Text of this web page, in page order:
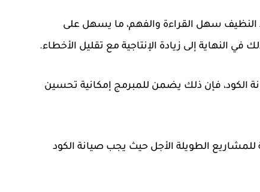
النظيف سهل القراءة والفهم، ما يسهل على
النهاية إلى زيادة الإنتاجية مع تقليل الأخطاء.
الكود، فإن ذلك يضمن للمبرمج إمكانية تحسين
الطويلة الأجل حيث يجب صيانة الكود